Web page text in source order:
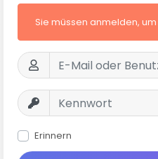
Sie müssen anmelden,
Erinnern